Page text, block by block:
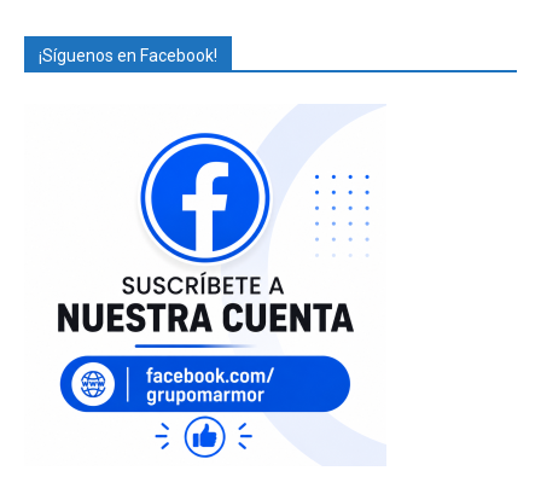
¡Síguenos en Facebook!